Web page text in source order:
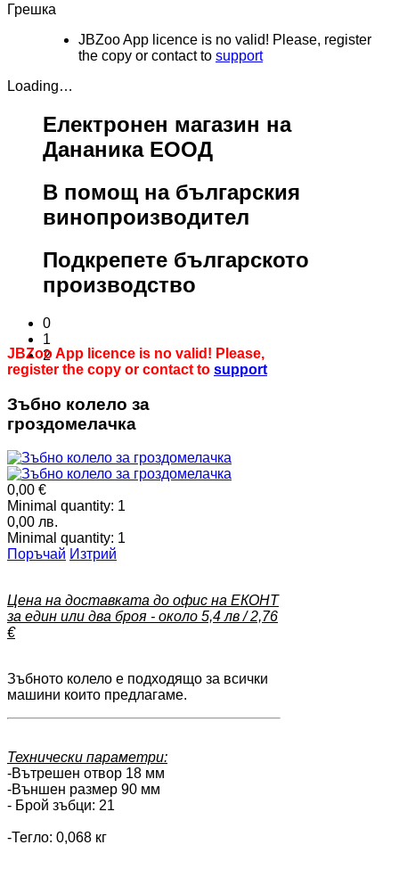
Грешка
JBZoo App licence is no valid! Please, register
the copy or contact to support
Loading…
Електронен магазин на
Дананика ЕООД
В помощ на българския
винопроизводител
Подкрепете българското
производство
0
1
2
JBZoo App licence is no valid! Please,
register the copy or contact to support
Зъбно колело за
гроздомелачка
0,00 €
Minimal quantity: 1
0,00 лв.
Minimal quantity: 1
Поръчай Изтрий
Цена на доставката до офис на ЕКОНТ
за един или два броя - около 5,4 лв / 2,76
€
Зъбното колело е подходящо за всички
машини които предлагаме.
Технически параметри:
-Вътрешен отвор 18 мм
-Външен размер 90 мм
- Брой зъбци: 21
-Тегло: 0,068 кг